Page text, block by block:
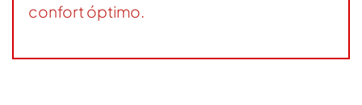
confort óptimo.